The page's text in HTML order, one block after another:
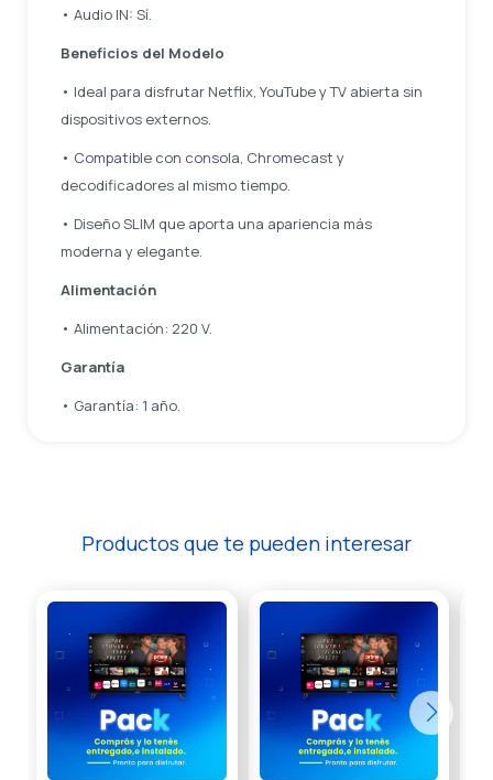
• Audio IN: Sí.
Beneficios del Modelo
• Ideal para disfrutar Netflix, YouTube y TV abierta sin
dispositivos externos.
• Compatible con consola, Chromecast y
decodificadores al mismo tiempo.
• Diseño SLIM que aporta una apariencia más
moderna y elegante.
Alimentación
• Alimentación: 220 V.
Garantía
• Garantía: 1 año.
Productos que te pueden interesar